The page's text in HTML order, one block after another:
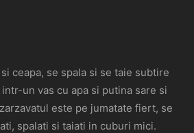
ceapa, se spala si se taie subtire
un vas cu apa si putina sare si
este pe jumatate fiert, se
spalati si taiati in cuburi mici.